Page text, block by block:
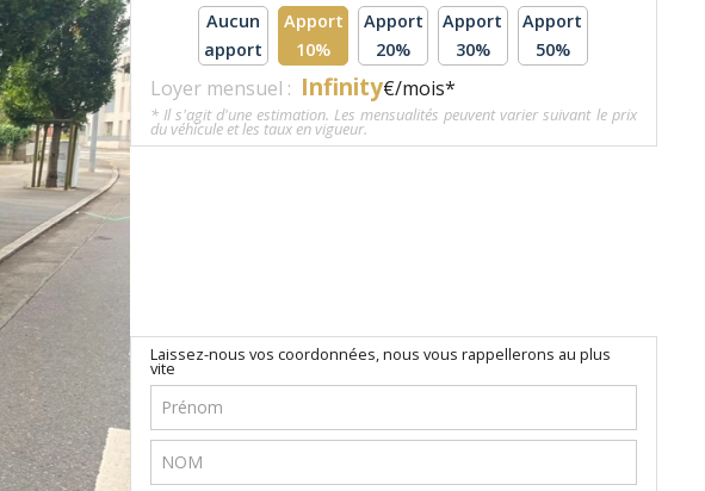
Aucun
apport
Apport
10%
Apport
20%
Apport
30%
Apport
50%
Loyer mensuel : Infinity€/mois*
* Il s'agit d'une estimation. Les mensualités peuvent varier suivant le prix
du véhicule et les taux en vigueur.
Laissez-nous vos coordonnées, nous vous rappellerons au plus
vite